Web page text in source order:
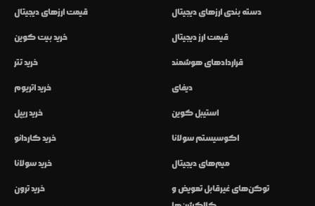
قیمت ارزهای دیجیتال
خرید بیت کوین
خرید تتر
خرید اتریوم
خرید ریپل
خرید کاردانو
خرید سولانا
خرید ترون
دسته بندی ارزهای دیجیتال
قیمت ارز دیجیتال
قراردادهای هوشمند
دیفای
استیبل کوین
اکوسیستم سولانا
میم‌های دیجیتال
توکن‌های غیرقابل تعویض و